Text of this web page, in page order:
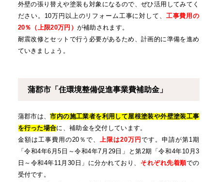
外壁の張り替えや塗装も対象になるので、ぜひ活用してみてく
ださい。10万円以上のリフォーム工事に対して、 工事費用の
20％（上限20万円） が補助されます。
耐震改修とセットで行う必要があるため、計画的に準備を進め
ていきましょう。
蒲郡市「住環境整備促進事業費補助金」
蒲郡市は、市内の施工業者を利用して屋根塗装や外壁塗装工事
を行った場合に、補助金を交付しています。
金額は工事費用の20％で、
上限は20万円 です。申請が第1期
「令和4年6月5日～令和4年7月29日」と第2期「令和4年10月3
日～令和4年11月30日」に分かれており、 それぞれ先着順での
受付です。